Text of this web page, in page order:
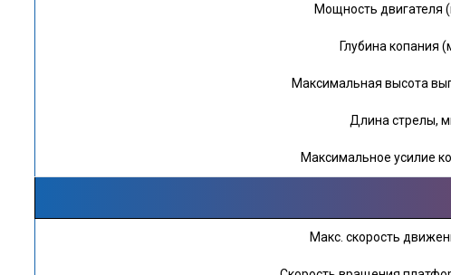
Мощность двигателя
Глубина копания
Максимальная высота
Длина стрелы,
Максимальное усилие
Макс. скорость